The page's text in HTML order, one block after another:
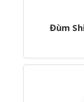
Đùm